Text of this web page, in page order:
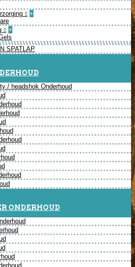
+
+
SPATLAP
/ headshok Onderhoud
ONDERHOUD